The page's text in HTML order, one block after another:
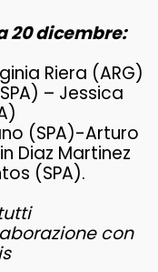
20 dicembre:
Riera (ARG)
– Jessica
(SPA)-Arturo
Diaz Martinez
(SPA).
con